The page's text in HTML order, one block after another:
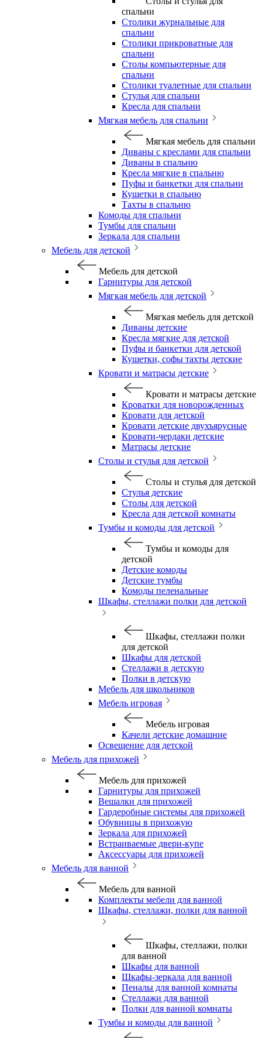
спальни
Столики журнальные для
спальни
Столики прикроватные для
спальни
Столы компьютерные для
спальни
Столики туалетные для спальни
Стулья для спальни
Кресла для спальни
Мягкая мебель для спальни
Мягкая мебель для спальни
Диваны с креслами для спальни
Диваны в спальню
Кресла мягкие в спальню
Пуфы и банкетки для спальни
Кушетки в спальню
Тахты в спальню
Комоды для спальни
Тумбы для спальни
Зеркала для спальни
Мебель для детской
Мебель для детской
Гарнитуры для детской
Мягкая мебель для детской
Мягкая мебель для детской
Диваны детские
Кресла мягкие для детской
Пуфы и банкетки для детской
Кушетки, софы тахты детские
Кровати и матрасы детские
Кровати и матрасы детские
Кроватки для новорожденных
Кровати для детской
Кровати детские двухъярусные
Кровати-чердаки детские
Матрасы детские
Столы и стулья для детской
Столы и стулья для детской
Стулья детские
Столы для детской
Кресла для детской комнаты
Тумбы и комоды для детской
Тумбы и комоды для
детской
Детские комоды
Детские тумбы
Комоды пеленальные
Шкафы, стеллажи полки для детской
Шкафы, стеллажи полки
для детской
Шкафы для детской
Стеллажи в детскую
Полки в детскую
Мебель для школьников
Мебель игровая
Мебель игровая
Качели детские домашние
Освещение для детской
Мебель для прихожей
Мебель для прихожей
Гарнитуры для прихожей
Вешалки для прихожей
Гардеробные системы для прихожей
Обувницы в прихожую
Зеркала для прихожей
Встраиваемые двери-купе
Аксессуары для прихожей
Мебель для ванной
Мебель для ванной
Комплекты мебели для ванной
Шкафы, стеллажи, полки для ванной
Шкафы, стеллажи, полки
для ванной
Шкафы для ванной
Шкафы-зеркала для ванной
Пеналы для ванной комнаты
Стеллажи для ванной
Полки для ванной комнаты
Тумбы и комоды для ванной